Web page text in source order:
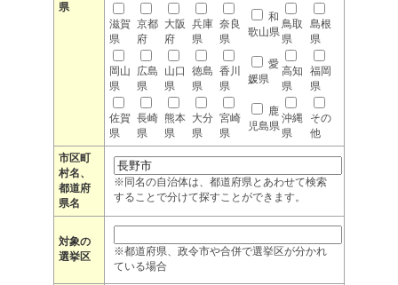
県
滋賀
県
京都
府
大阪
府
兵庫
県
奈良
県
和
歌山県
鳥取
県
島根
県
岡山
県
広島
県
山口
県
徳島
県
香川
県
愛
媛県
高知
県
福岡
県
佐賀
県
長崎
県
熊本
県
大分
県
宮崎
県
鹿
児島県
沖縄
県
その
他
市区町
村名、
都道府
県名
※同名の自治体は、都道府県とあわせて検索
することで分けて探すことができます。
対象の
選挙区
※都道府県、政令市や合併で選挙区が分かれ
ている場合